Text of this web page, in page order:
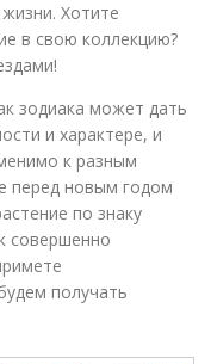
Хотите
в свою коллекцию?
зодиака может дать
и характере, и
к разным
перед новым годом
по знаку
совершенно
получать